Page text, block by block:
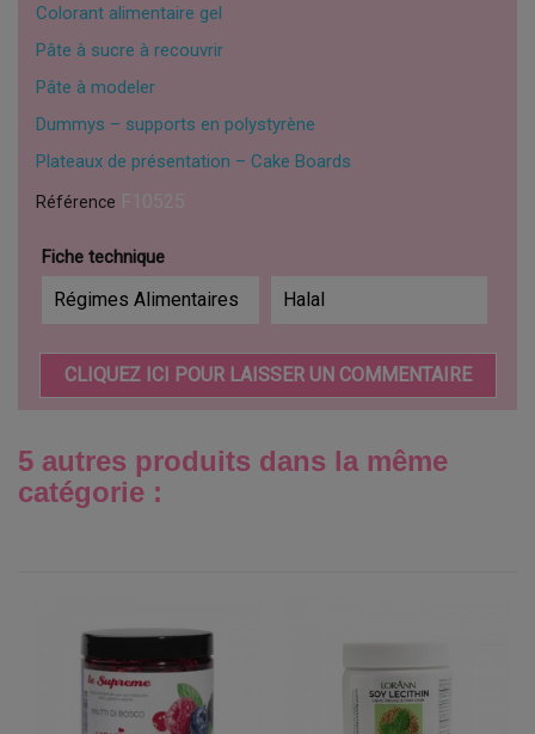
Colorant alimentaire gel
Pâte à sucre à recouvrir
Pâte à modeler
Dummys – supports en polystyrène
Plateaux de présentation – Cake Boards
Référence
Fiche technique
Régimes Alimentaires Halal
CLIQUEZ ICI POUR LAISSER UN COMMENTAIRE
5 autres produits dans la même
catégorie :